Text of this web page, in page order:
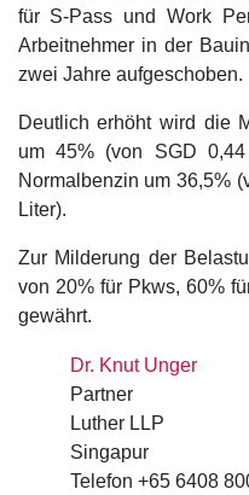
für S-Pass und Work
Arbeitnehmer in der
zwei Jahre aufgeschoben.
Deutlich erhöht wird die
um 45% (von SGD
Normalbenzin um 36,5%
Liter).
Zur Milderung der
von 20% für Pkws, 60%
gewährt.
Dr. Knut Unger
Partner
Luther LLP
Singapur
Telefon +65 6408